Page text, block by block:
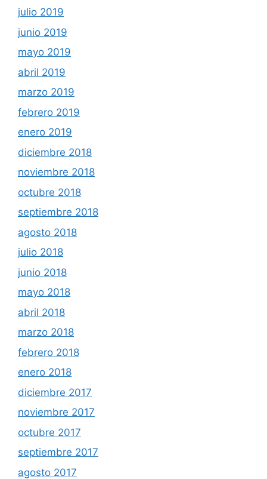
julio 2019
junio 2019
mayo 2019
abril 2019
marzo 2019
febrero 2019
enero 2019
diciembre 2018
noviembre 2018
octubre 2018
septiembre 2018
agosto 2018
julio 2018
junio 2018
mayo 2018
abril 2018
marzo 2018
febrero 2018
enero 2018
diciembre 2017
noviembre 2017
octubre 2017
septiembre 2017
agosto 2017